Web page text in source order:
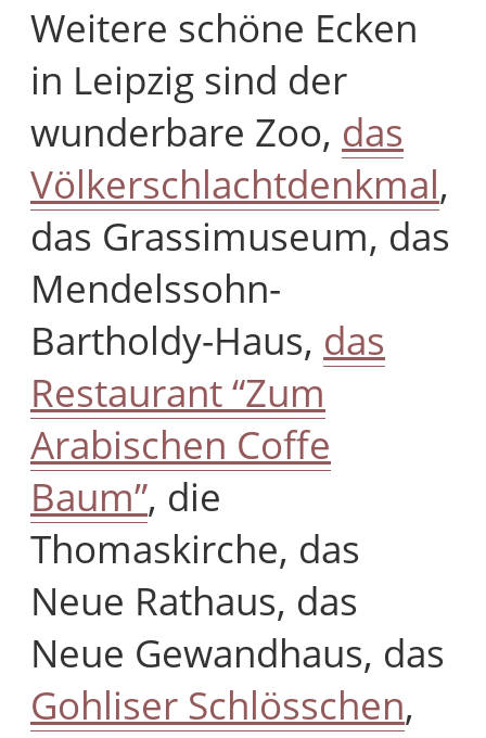
Weitere schöne Ecken
in Leipzig sind der
wunderbare Zoo, das
Völkerschlachtdenkmal,
das Grassimuseum, das
Mendelssohn-
Bartholdy-Haus, das
Restaurant “Zum
Arabischen Coffe
Baum”, die
Thomaskirche, das
Neue Rathaus, das
Neue Gewandhaus, das
Gohliser Schlösschen,